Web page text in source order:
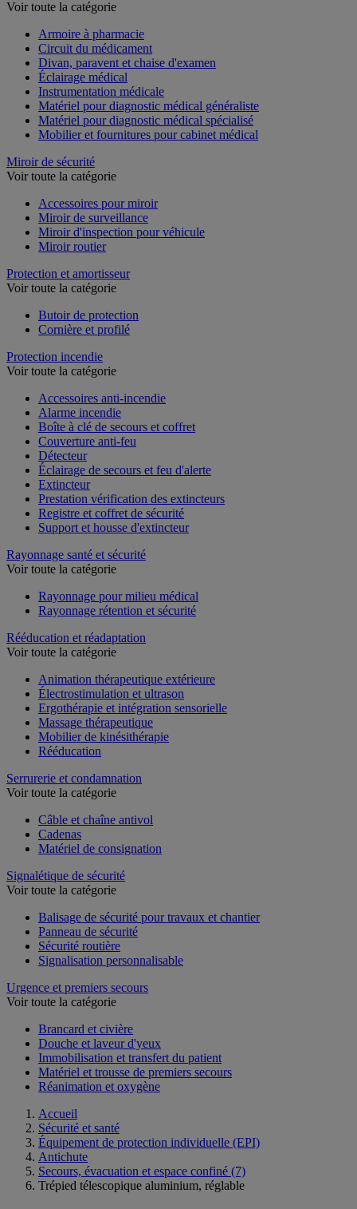
Voir toute la catégorie
Armoire à pharmacie
Circuit du médicament
Divan, paravent et chaise d'examen
Éclairage médical
Instrumentation médicale
Matériel pour diagnostic médical généraliste
Matériel pour diagnostic médical spécialisé
Mobilier et fournitures pour cabinet médical
Miroir de sécurité
Voir toute la catégorie
Accessoires pour miroir
Miroir de surveillance
Miroir d'inspection pour véhicule
Miroir routier
Protection et amortisseur
Voir toute la catégorie
Butoir de protection
Cornière et profilé
Protection incendie
Voir toute la catégorie
Accessoires anti-incendie
Alarme incendie
Boîte à clé de secours et coffret
Couverture anti-feu
Détecteur
Éclairage de secours et feu d'alerte
Extincteur
Prestation vérification des extincteurs
Registre et coffret de sécurité
Support et housse d'extincteur
Rayonnage santé et sécurité
Voir toute la catégorie
Rayonnage pour milieu médical
Rayonnage rétention et sécurité
Rééducation et réadaptation
Voir toute la catégorie
Animation thérapeutique extérieure
Électrostimulation et ultrason
Ergothérapie et intégration sensorielle
Massage thérapeutique
Mobilier de kinésithérapie
Rééducation
Serrurerie et condamnation
Voir toute la catégorie
Câble et chaîne antivol
Cadenas
Matériel de consignation
Signalétique de sécurité
Voir toute la catégorie
Balisage de sécurité pour travaux et chantier
Panneau de sécurité
Sécurité routière
Signalisation personnalisable
Urgence et premiers secours
Voir toute la catégorie
Brancard et civière
Douche et laveur d'yeux
Immobilisation et transfert du patient
Matériel et trousse de premiers secours
Réanimation et oxygène
Accueil
Sécurité et santé
Équipement de protection individuelle (EPI)
Antichute
Secours, évacuation et espace confiné (7)
Trépied télescopique aluminium, réglable